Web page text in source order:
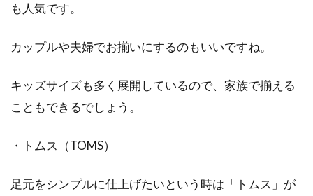
も人気です。
カップルや夫婦でお揃いにするのもいいですね。
キッズサイズも多く展開しているので、家族で揃える
こともできるでしょう。
・トムス（TOMS）
足元をシンプルに仕上げたいという時は「トムス」が